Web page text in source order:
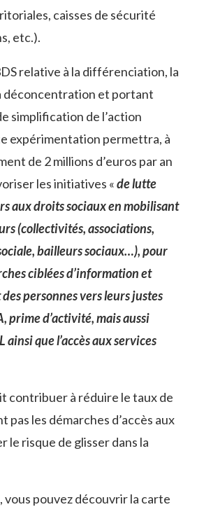
caisses de sécurité
etc.).
relative à la différenciation, la
déconcentration et portant
simplification de l’action
expérimentation permettra, à
de 2 millions d’euros par an
les initiatives «de lutte
aux droits sociaux en mobilisant
(collectivités, associations,
bailleurs sociaux…), pour
ciblées d’information et
personnes vers leurs justes
prime d’activité, mais aussi
ainsi que l’accès aux services
contribuer à réduire le taux de
pas les démarches d’accès aux
le risque de glisser dans la
vous pouvez découvrir la carte